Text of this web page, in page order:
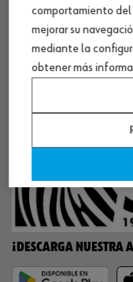
WORKINWÜRTH
NUESTROS
¡WÜRTH EMPRESA
¡DESCARGA NUESTRA
comportamiento del
mejorar su
mediante la
obtener más